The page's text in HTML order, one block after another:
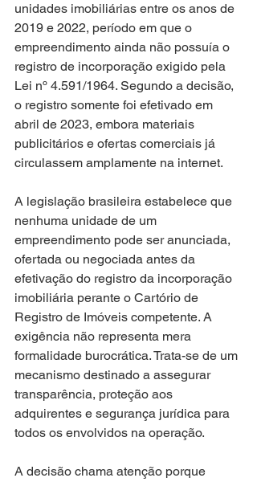
unidades imobiliárias entre os anos de
2019 e 2022, período em que o
empreendimento ainda não possuía o
registro de incorporação exigido pela
Lei nº 4.591/1964. Segundo a decisão,
o registro somente foi efetivado em
abril de 2023, embora materiais
publicitários e ofertas comerciais já
circulassem amplamente na internet.
A legislação brasileira estabelece que
nenhuma unidade de um
empreendimento pode ser anunciada,
ofertada ou negociada antes da
efetivação do registro da incorporação
imobiliária perante o Cartório de
Registro de Imóveis competente. A
exigência não representa mera
formalidade burocrática. Trata-se de um
mecanismo destinado a assegurar
transparência, proteção aos
adquirentes e segurança jurídica para
todos os envolvidos na operação.
A decisão chama atenção porque